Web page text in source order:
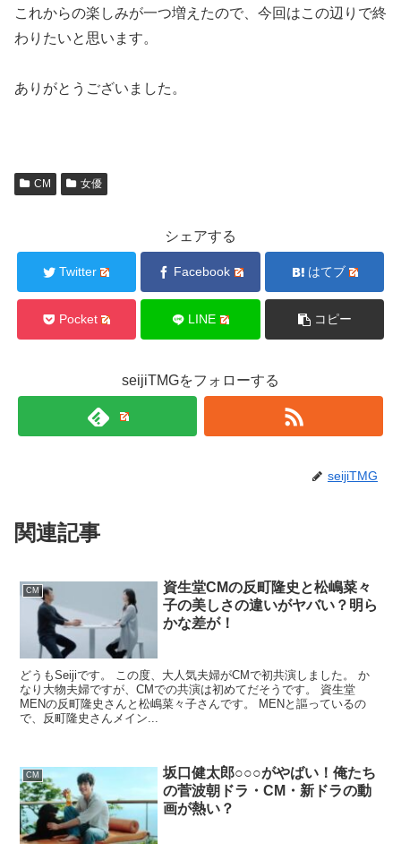
これからの楽しみが一つ増えたので、今回はこの辺りで終
わりたいと思います。
ありがとうございました。
CM 女優
シェアする
Twitter Facebook はてブ
Pocket LINE コピー
seijiTMGをフォローする
seijiTMG
関連記事
CM
資生堂CMの反町隆史と松嶋菜々
子の美しさの違いがヤバい？明ら
かな差が！
どうもSeijiです。 この度、大人気夫婦がCMで初共演しました。 か
なり大物夫婦ですが、CMでの共演は初めてだそうです。 資生堂
MENの反町隆史さんと松嶋菜々子さんです。 MENと謳っているの
で、反町隆史さんメイン...
CM
坂口健太郎○○○がやばい！俺たち
の菅波朝ドラ・CM・新ドラの動
画が熱い？